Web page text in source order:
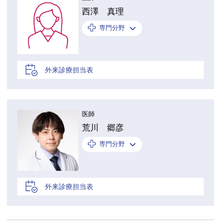
西澤 真理
専門分野
外来診療担当表
医師
荒川 郷彦
専門分野
外来診療担当表